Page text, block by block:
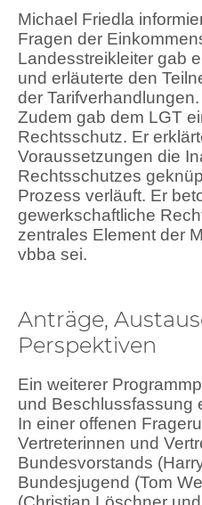
Michael Friedla
Fragen der
Landesstreikleiter gab
und erläuterte den
der Tarifverhandlungen.
Zudem gab dem LGT
Rechtsschutz. Er
Voraussetzungen die
Rechtsschutzes
Prozess verläuft. Er
gewerkschaftliche
zentrales Element der
vbba sei.
Anträge,
Perspektiven
Ein weiterer
und Beschlussfassung
In einer offenen
Vertreterinnen und
Bundesvorstands
Bundesjugend (Tom